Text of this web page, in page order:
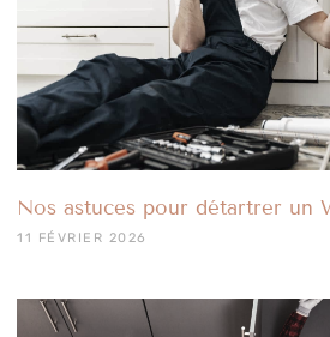
Nos astuces pour détartrer un
11 FÉVRIER 2026